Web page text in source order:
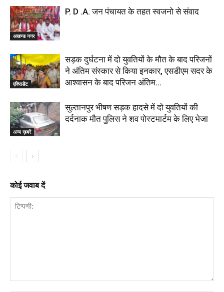
अखण्ड नगर
P. D .A. जन पंचायत के तहत स्वजनो से संवाद
एक्सिडेंट
सड़क दुर्घटना में दो युवतियों के मौत के बाद परिजनों
ने अंतिम संस्कार से किया इनकार, एसडीएम सदर के
आश्वासन के बाद परिजन अंतिम...
अन्य ख़बरें
सुल्तानपुर भीषण सड़क हादसे में दो युवतियों की
दर्दनाक मौत पुलिस ने शव पोस्टमार्टम के लिए भेजा
कोई जवाब दें